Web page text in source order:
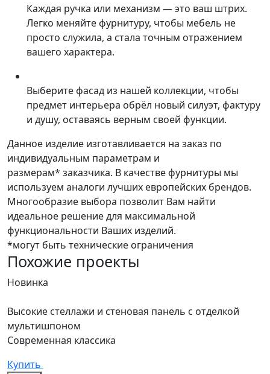
Каждая ручка или механизм — это ваш штрих.
Легко меняйте фурнитуру, чтобы мебель не
просто служила, а стала точным отражением
вашего характера.
Выберите фасад из нашей коллекции, чтобы
предмет интерьера обрёл новый силуэт, фактуру
и душу, оставаясь верным своей функции.
Данное изделие изготавливается на заказ по
индивидуальным параметрам и
размерам* заказчика. В качестве фурнитуры мы
используем аналоги лучших европейских брендов.
Многообразие выбора позволит Вам найти
идеальное решение для максимальной
функциональности Ваших изделий.
*могут быть технические ограничения
Похожие проекты
Новинка
Высокие стеллажи и стеновая панель с отделкой
мультишпоном
Современная классика
Купить